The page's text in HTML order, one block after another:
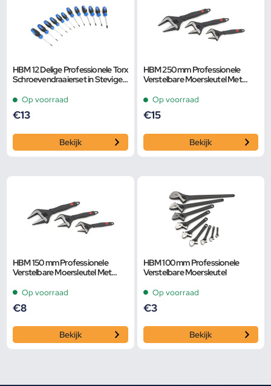
HBM 12 Delige Professionele Torx
Schroevendraaierset in Stevige
Op voorraad
€13
Bekijk
HBM 250 mm Professionele
Verstelbare Moersleutel Met
Smalle Bek
Op voorraad
€15
Bekijk
HBM 150 mm Professionele
Verstelbare Moersleutel Met
Smalle Bek
Op voorraad
€8
Bekijk
HBM 100 mm Professionele
Verstelbare Moersleutel
Op voorraad
€3
Bekijk